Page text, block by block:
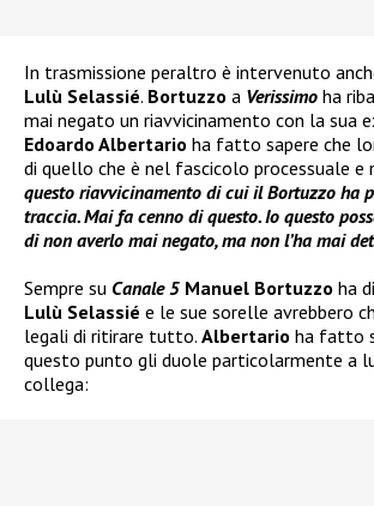
In trasmissione peraltro è intervenuto
Lulù Selassié. Bortuzzo a Verissimo ha
mai negato un riavvicinamento con la sua
Edoardo Albertario ha fatto sapere che
di quello che è nel fascicolo processuale e
questo riavvicinamento di cui il Bortuzzo ha
traccia. Mai fa cenno di questo. Io questo
di non averlo mai negato, ma non l’ha mai
Sempre su Canale 5 Manuel Bortuzzo ha
Lulù Selassié e le sue sorelle avrebbero
legali di ritirare tutto. Albertario ha fatto
questo punto gli duole particolarmente a
collega: